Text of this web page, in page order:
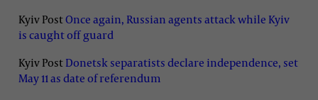
Kyiv PostOnce again, Russian agents attack while Kyiv
is caught off guard
Kyiv Post Donetsk separatists declare independence, set
May 11 as date of referendum